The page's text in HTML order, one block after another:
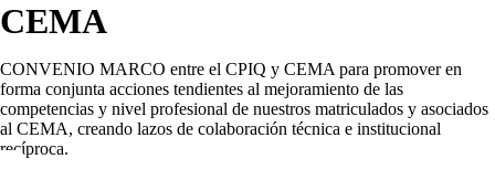
CEMA
CONVENIO MARCO entre el CPIQ y CEMA para promover en
forma conjunta acciones tendientes al mejoramiento de las
competencias y nivel profesional de nuestros matriculados y asociados
al CEMA, creando lazos de colaboración técnica e institucional
recíproca.